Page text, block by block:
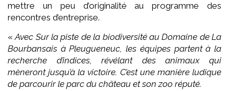
mettre un peu d’originalité au programme des
rencontres d’entreprise.
«Avec Sur la piste de la biodiversité au Domaine de La
Bourbansais à Pleugueneuc, les équipes partent à la
recherche d’indices, révélant des animaux qui
mèneront jusqu’à la victoire. C’est une manière ludique
de parcourir le parc du château et son zoo réputé.